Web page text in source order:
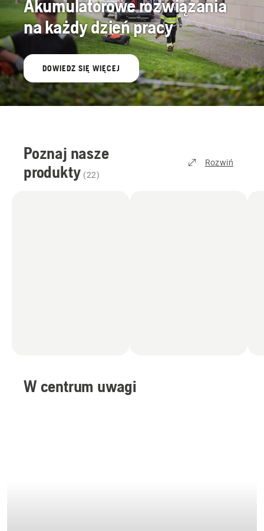
Akumulatorowe rozwiązania
na każdy dzień pracy
DOWIEDZ SIĘ WIĘCEJ
Poznaj nasze
produkty (22)
Rozwiń
W centrum uwagi